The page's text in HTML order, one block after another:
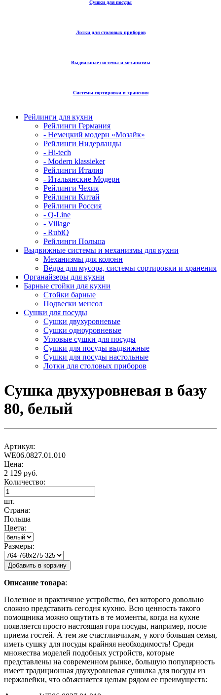
Сушки для посуды
Лотки для столовых приборов
Выдвижные системы и механизмы
Системы сортировки и хранения
Рейлинги для кухни
Рейлинги Германия
- Немецкий модерн «Мозайк»
Рейлинги Нидерланды
- Hi-tech
- Modern klassieker
Рейлинги Италия
- Итальянские Модерн
Рейлинги Чехия
Рейлинги Китай
Рейлинги Россия
- Q-Line
- Village
- RubiQ
Рейлинги Польша
Выдвижные системы и механизмы для кухни
Механизмы для колонн
Вёдра для мусора, системы сортировки и хранения
Органайзеры для кухни
Барные стойки для кухни
Стойки барные
Подвески менсол
Сушки для посуды
Сушки двухуровневые
Сушки одноуровневые
Угловые сушки для посуды
Сушки для посуды выдвижные
Сушки для посуды настольные
Лотки для столовых приборов
Сушка двухуровневая в базу
80, белый
Артикул:
WE06.0827.01.010
Цена:
2 129 руб.
Количество:
шт.
Страна:
Польша
Цвета:
Размеры:
Добавить в корзину
Описание товара:
Полезное и практичное устройство, без которого довольно
сложно представить сегодня кухню. Всю ценность такого
помощника можно ощутить в те моменты, когда на кухне
появляется просто настоящая гора посуды, например, после
приема гостей. А тем же счастливчикам, у кого большая семья,
иметь сушку для посуды крайняя необходимость! Среди
множества моделей подобных устройств, которые
представлены на современном рынке, большую популярность
имеет традиционная двухуровневая сушилка для посуды из
нержавейки, что объясняется целым рядом ее преимуществ: